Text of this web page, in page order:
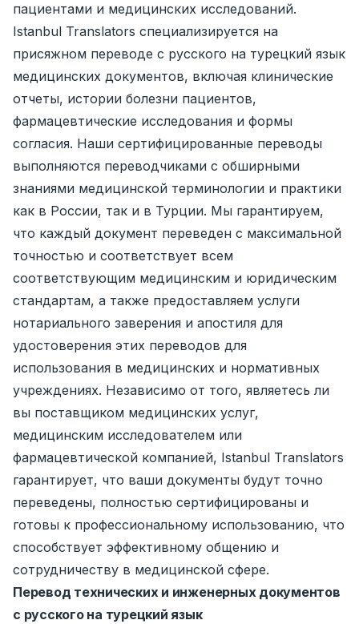
пациентами и медицинских исследований.
Istanbul Translators специализируется на
присяжном переводе с русского на турецкий язык
медицинских документов, включая клинические
отчеты, истории болезни пациентов,
фармацевтические исследования и формы
согласия. Наши сертифицированные переводы
выполняются переводчиками с обширными
знаниями медицинской терминологии и практики
как в России, так и в Турции. Мы гарантируем,
что каждый документ переведен с максимальной
точностью и соответствует всем
соответствующим медицинским и юридическим
стандартам, а также предоставляем услуги
нотариального заверения и апостиля для
удостоверения этих переводов для
использования в медицинских и нормативных
учреждениях. Независимо от того, являетесь ли
вы поставщиком медицинских услуг,
медицинским исследователем или
фармацевтической компанией, Istanbul Translators
гарантирует, что ваши документы будут точно
переведены, полностью сертифицированы и
готовы к профессиональному использованию, что
способствует эффективному общению и
сотрудничеству в медицинской сфере.
Перевод технических и инженерных документов
с русского на турецкий язык